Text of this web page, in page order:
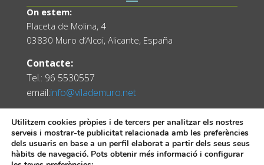
On estem:
Placeta de Molina, 4
03830 Muro d’Alcoi, Alicante, España
Contacte:
Tel.: 96 5530557
email:info@vilademuro.net
Utilitzem cookies pròpies i de tercers per analitzar els nostres
serveis i mostrar-te publicitat relacionada amb les preferències
dels usuaris en base a un perfil elaborat a partir dels seus seus
hàbits de navegació. Pots obtenir més informació i configurar